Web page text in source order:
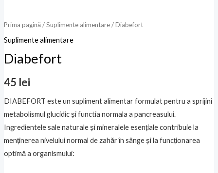
Prima pagină/Suplimente alimentare/ Diabefort
Suplimente alimentare
Diabefort
45 lei
DIABEFORT este un supliment alimentar formulat pentru a sprijini
metabolismul glucidic și functia normala a pancreasului.
Ingredientele sale naturale și mineralele esențiale contribuie la
menținerea nivelului normal de zahăr în sânge și la funcționarea
optimă a organismului: